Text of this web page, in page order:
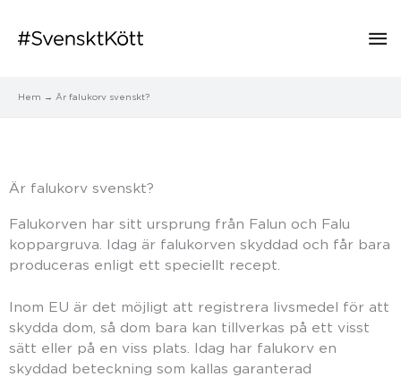
Hem Är falukorv svenskt?
Är falukorv svenskt?
Falukorven har sitt ursprung från Falun och Falu
koppargruva. Idag är falukorven skyddad och får bara
produceras enligt ett speciellt recept.
Inom EU är det möjligt att registrera livsmedel för att
skydda dom, så dom bara kan tillverkas på ett visst
sätt eller på en viss plats. Idag har falukorv en
skyddad beteckning som kallas garanterad